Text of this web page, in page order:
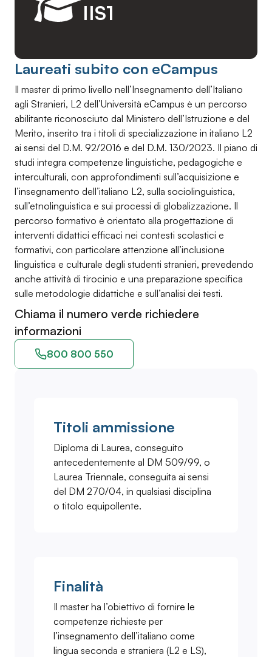
IIS1
Laureati subito con eCampus
Il master di primo livello nell’Insegnamento dell’Italiano
agli Stranieri, L2 dell’Università eCampus è un percorso
abilitante riconosciuto dal Ministero dell’Istruzione e del
Merito, inserito tra i titoli di specializzazione in italiano L2
ai sensi del D.M. 92/2016 e del D.M. 130/2023. Il piano di
studi integra competenze linguistiche, pedagogiche e
interculturali, con approfondimenti sull’acquisizione e
l’insegnamento dell’italiano L2, sulla sociolinguistica,
sull’etnolinguistica e sui processi di globalizzazione. Il
percorso formativo è orientato alla progettazione di
interventi didattici efficaci nei contesti scolastici e
formativi, con particolare attenzione all’inclusione
linguistica e culturale degli studenti stranieri, prevedendo
anche attività di tirocinio e una preparazione specifica
sulle metodologie didattiche e sull’analisi dei testi.
Chiama il numero verde richiedere
informazioni
800 800 550
Titoli ammissione
Diploma di Laurea, conseguito
antecedentemente al DM 509/99, o
Laurea Triennale, conseguita ai sensi
del DM 270/04, in qualsiasi disciplina
o titolo equipollente.
Finalità
Il master ha l’obiettivo di fornire le
competenze richieste per
l’insegnamento dell’italiano come
lingua seconda e straniera (L2 e LS),